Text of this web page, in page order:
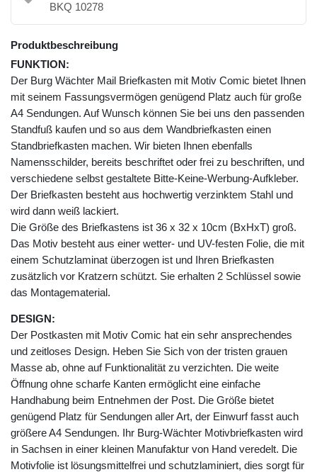
BKQ 10278
Produktbeschreibung
FUNKTION:
Der Burg Wächter Mail Briefkasten mit Motiv Comic bietet Ihnen
mit seinem Fassungsvermögen genügend Platz auch für große
A4 Sendungen. Auf Wunsch können Sie bei uns den passenden
Standfuß kaufen und so aus dem Wandbriefkasten einen
Standbriefkasten machen. Wir bieten Ihnen ebenfalls
Namensschilder, bereits beschriftet oder frei zu beschriften, und
verschiedene selbst gestaltete Bitte-Keine-Werbung-Aufkleber.
Der Briefkasten besteht aus hochwertig verzinktem Stahl und
wird dann weiß lackiert.
Die Größe des Briefkastens ist 36 x 32 x 10cm (BxHxT) groß.
Das Motiv besteht aus einer wetter- und UV-festen Folie, die mit
einem Schutzlaminat überzogen ist und Ihren Briefkasten
zusätzlich vor Kratzern schützt. Sie erhalten 2 Schlüssel sowie
das Montagematerial.
DESIGN:
Der Postkasten mit Motiv Comic hat ein sehr ansprechendes
und zeitloses Design. Heben Sie Sich von der tristen grauen
Masse ab, ohne auf Funktionalität zu verzichten. Die weite
Öffnung ohne scharfe Kanten ermöglicht eine einfache
Handhabung beim Entnehmen der Post. Die Größe bietet
genügend Platz für Sendungen aller Art, der Einwurf fasst auch
größere A4 Sendungen. Ihr Burg-Wächter Motivbriefkasten wird
in Sachsen in einer kleinen Manufaktur von Hand veredelt. Die
Motivfolie ist lösungsmittelfrei und schutzlaminiert, dies sorgt für